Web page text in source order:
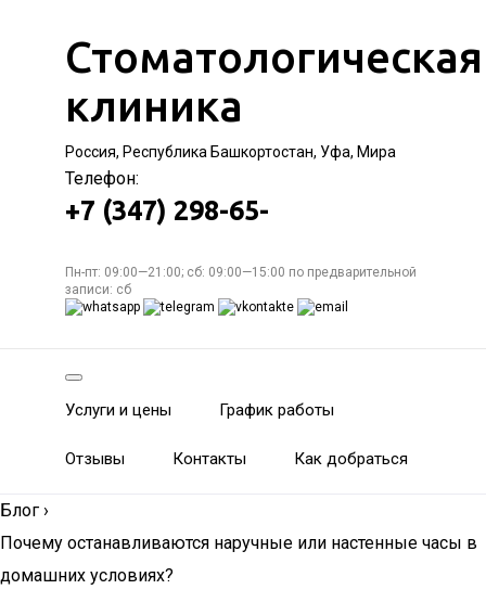
Стоматологическая
клиника
Россия, Республика Башкортостан, Уфа, Мира
Телефон:
+7 (347) 298-65-
Пн-пт: 09:00—21:00; сб: 09:00—15:00 по предварительной
записи: сб
Услуги и цены График работы
Отзывы Контакты Как добраться
Блог ›
Почему останавливаются наручные или настенные часы в
домашних условиях?